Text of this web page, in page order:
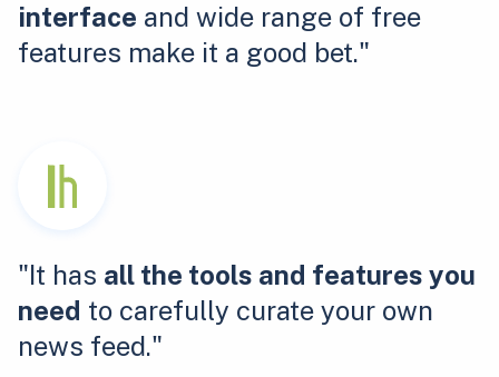
interface and wide range of free
features make it a good bet."
"It has all the tools and features you
need to carefully curate your own
news feed."